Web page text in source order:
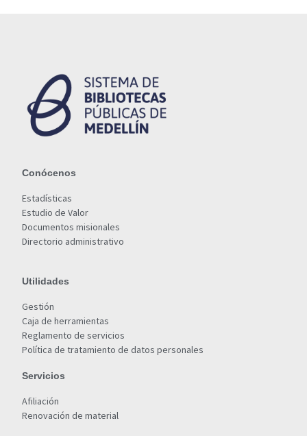
Conócenos
Estadísticas
Estudio de Valor
Documentos misionales
Directorio administrativo
Utilidades
Gestión
Caja de herramientas
Reglamento de servicios
Política de tratamiento de datos personales
Servicios
Afiliación
Renovación de material